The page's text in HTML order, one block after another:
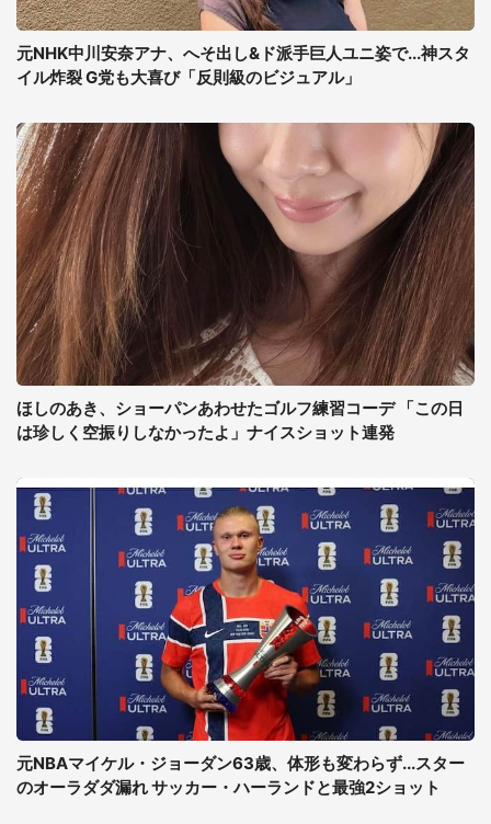
元NHK中川安奈アナ、へそ出し&ド派手巨人ユニ姿で...神スタ
イル炸裂 G党も大喜び「反則級のビジュアル」
ほしのあき、ショーパンあわせたゴルフ練習コーデ 「この日
は珍しく空振りしなかったよ」ナイスショット連発
元NBAマイケル・ジョーダン63歳、体形も変わらず...スター
のオーラダダ漏れ サッカー・ハーランドと最強2ショット